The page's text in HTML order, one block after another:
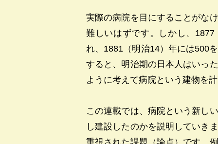
実際の病院を目にすることがな
難しいはずです。しかし、
れ、1881（明治14）年には500
すると、明治期の日本人はいっ
ように考えて病院という建物を
この連載では、病院という新し
し建設したのかを説明していき
重視された課題（論点）です。